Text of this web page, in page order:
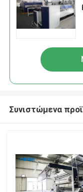
Συνιστώμενα